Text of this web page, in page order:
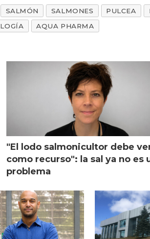
SALMÓN SALMONES PULCEA
AQUA PHARMA
"El lodo salmonicultor debe
como recurso": la sal ya no es
problema